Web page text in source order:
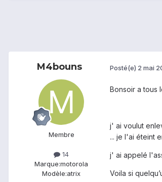
M4bouns
Membre
14
Marque:motorola
Modèle:atrix
Posté(e) 2 mai
Bonsoir a tous
j' ai voulut
... je l'ai éteint
j' ai appelé
Voila si